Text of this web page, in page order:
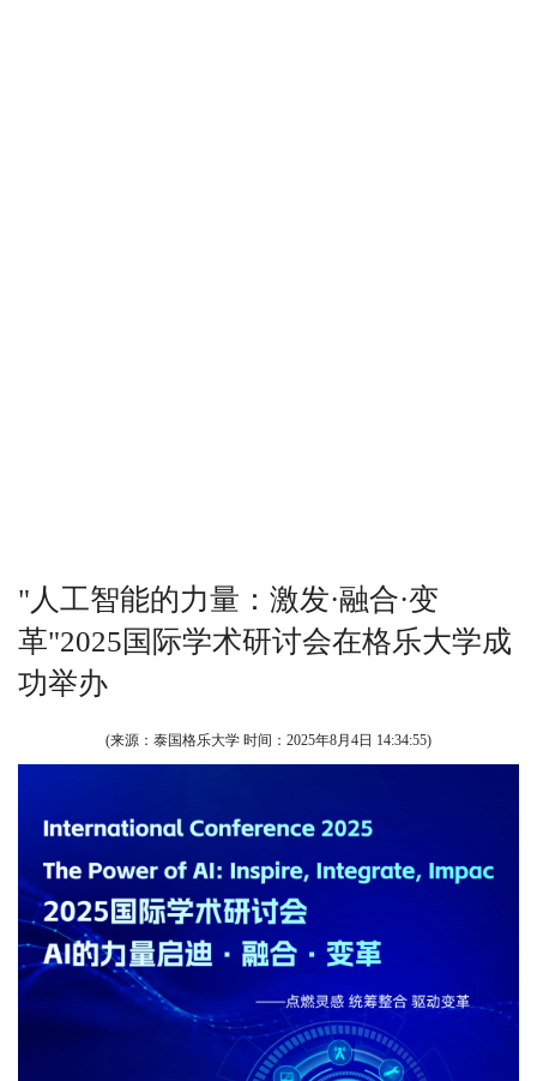
"人工智能的力量：激发·融合·变
革"2025国际学术研讨会在格乐大学成
功举办
(来源：泰国格乐大学 时间： 2025年8月4日 14:34:55)